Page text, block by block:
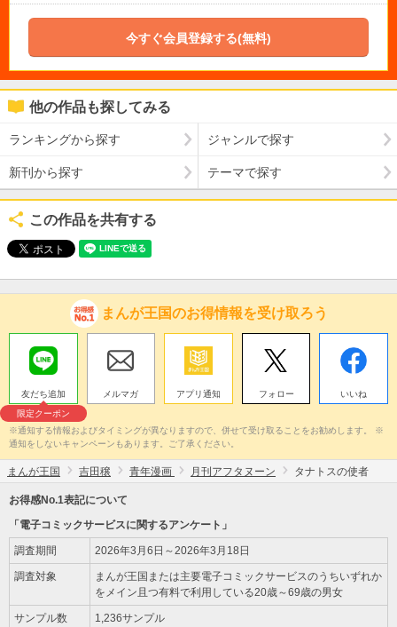
今すぐ会員登録する(無料)
他の作品も探してみる
ランキングから探す ジャンルで探す
新刊から探す テーマで探す
この作品を共有する
まんが王国のお得情報を受け取ろう
友だち追加
限定クーポン
メルマガ アプリ通知 フォロー いいね
※通知する情報およびタイミングが異なりますので、併せて受け取ることをお勧めします。 ※
通知をしないキャンペーンもあります。ご了承ください。
まんが王国 吉田穣 青年漫画 月刊アフタヌーン タナトスの使者
お得感No.1表記について
「電子コミックサービスに関するアンケート」
調査期間 2026年3月6日～2026年3月18日
調査対象
まんが王国または主要電子コミックサービスのうちいずれか
をメイン且つ有料で利用している20歳～69歳の男女
サンプル数 1,236サンプル